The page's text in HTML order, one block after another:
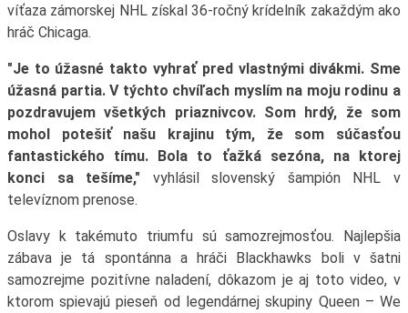
víťaza zámorskej NHL získal 36-ročný krídelník zakaždým ako
hráč Chicaga.
"Je to úžasné takto vyhrať pred vlastnými divákmi. Sme
úžasná partia. V týchto chvíľach myslím na moju rodinu a
pozdravujem všetkých priaznivcov. Som hrdý, že som
mohol potešiť našu krajinu tým, že som súčasťou
fantastického tímu. Bola to ťažká sezóna, na ktorej
konci sa tešíme," vyhlásil slovenský šampión NHL v
televíznom prenose.
Oslavy k takémuto triumfu sú samozrejmosťou. Najlepšia
zábava je tá spontánna a hráči Blackhawks boli v šatni
samozrejme pozitívne naladení, dôkazom je aj toto video, v
ktorom spievajú pieseň od legendárnej skupiny Queen – We